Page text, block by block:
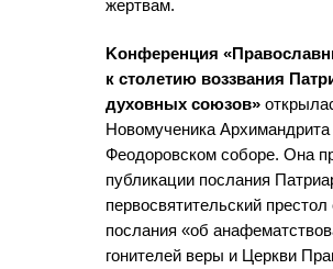
жертвам.
Kонференция
к столетию воззвания
духовных союзов»
Новомученика
Феодоровском соборе. Она
публикации послания
первосвятительский престол
послания «об
гонителей веры и Церкви